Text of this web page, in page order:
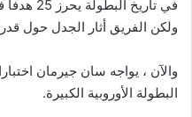
في
ولكن الفريق أثار الجدل حول قدراته بالهزيمة 1 /
والآن ، يواجه سان جيرمان
البطولة الأوروبية الكبيرة.